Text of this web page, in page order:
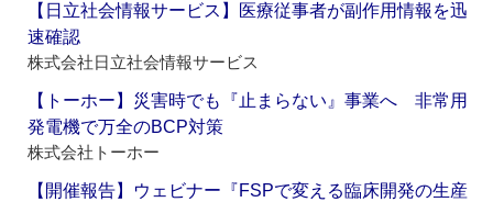
【日立社会情報サービス】医療従事者が副作用情報を迅
速確認
株式会社日立社会情報サービス
【トーホー】災害時でも『止まらない』事業へ 非常用
発電機で万全のBCP対策
株式会社トーホー
【開催報告】ウェビナー『FSPで変える臨床開発の生産